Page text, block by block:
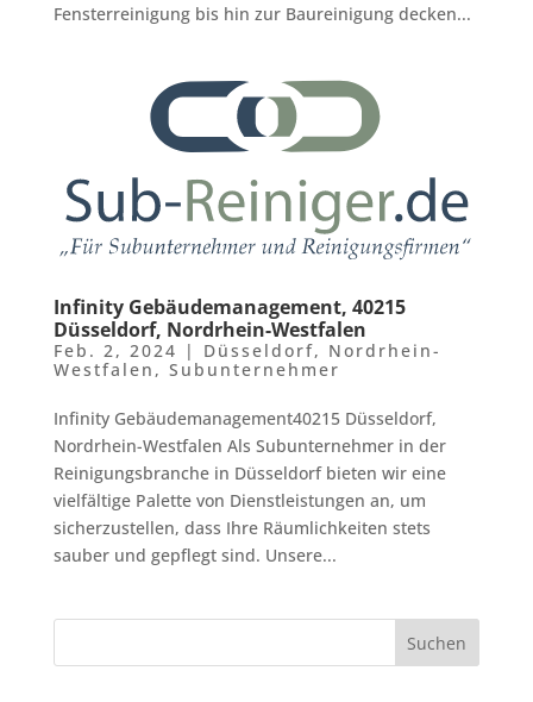
Fensterreinigung bis hin zur Baureinigung decken...
Infinity Gebäudemanagement, 40215
Düsseldorf, Nordrhein-Westfalen
Feb. 2, 2024 | Düsseldorf, Nordrhein-
Westfalen , Subunternehmer
Infinity Gebäudemanagement40215 Düsseldorf,
Nordrhein-Westfalen Als Subunternehmer in der
Reinigungsbranche in Düsseldorf bieten wir eine
vielfältige Palette von Dienstleistungen an, um
sicherzustellen, dass Ihre Räumlichkeiten stets
sauber und gepflegt sind. Unsere...
Suchen